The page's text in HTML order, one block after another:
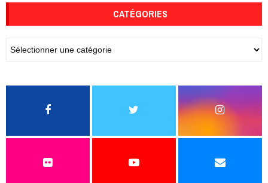
CATÉGORIES